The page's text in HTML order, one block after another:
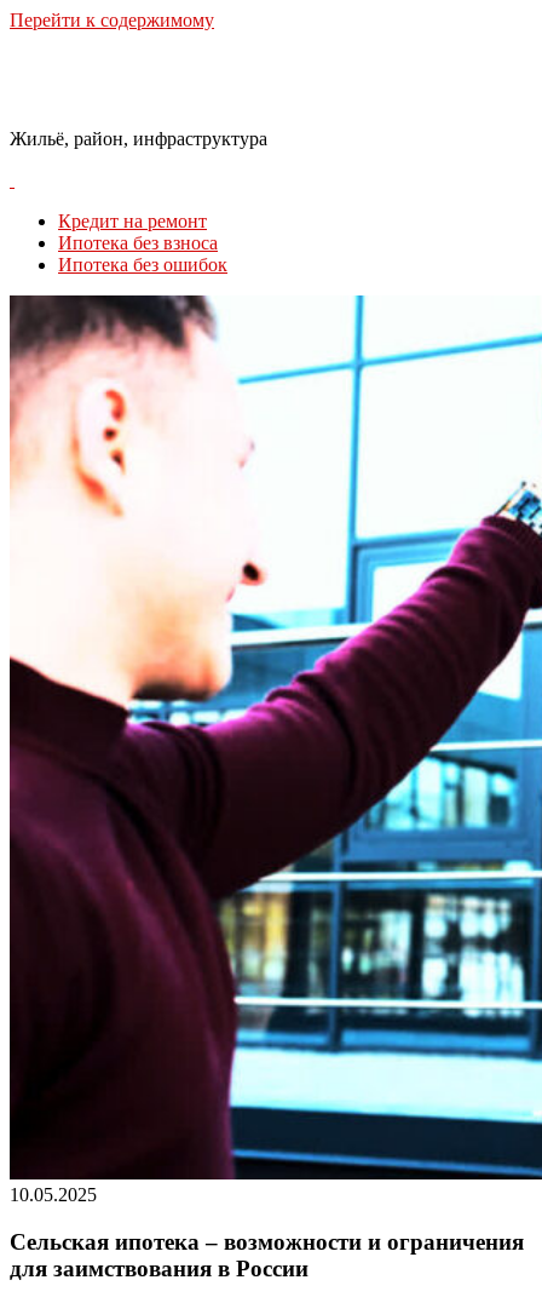
Перейти к содержимому
Жильё, район, инфраструктура
Кредит на ремонт
Ипотека без взноса
Ипотека без ошибок
10.05.2025
Сельская ипотека – возможности и ограничения
для заимствования в России